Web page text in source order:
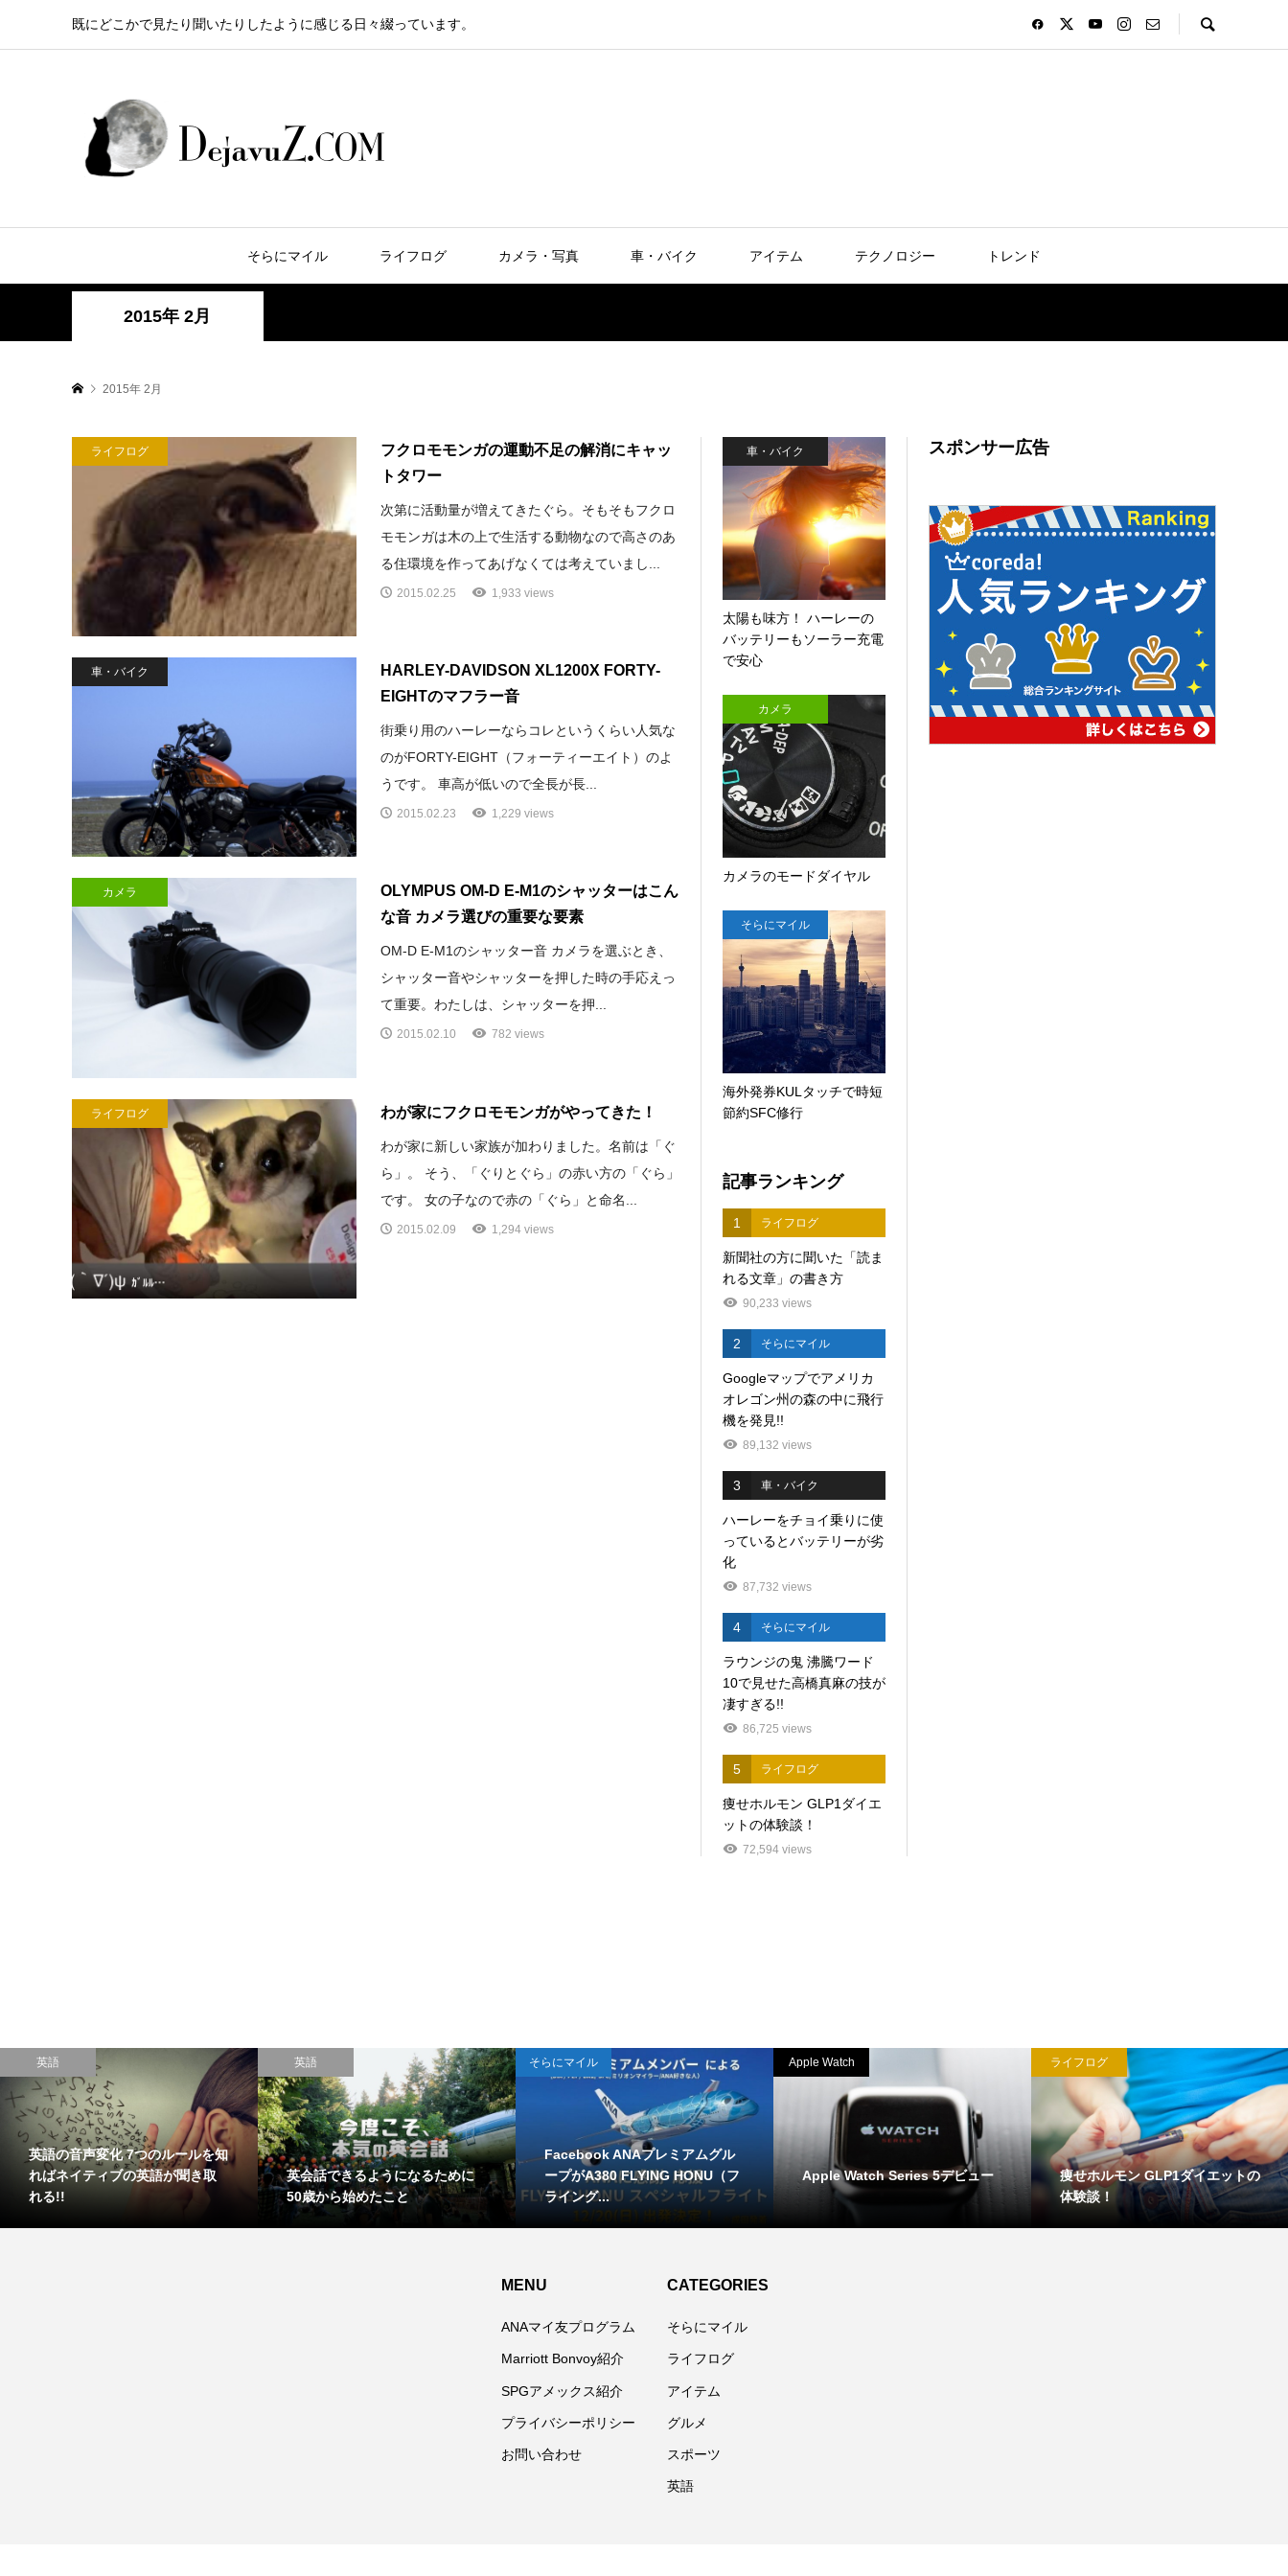
既にどこかで見たり聞いたりしたように感じる日々綴っています。
そらにマイル ライフログ カメラ・写真 車・バイク アイテム テクノロジー トレンド
2015年 2月
2015年 2月
ライフログ
フクロモモンガの運動不足の解消にキャッ
トタワー
次第に活動量が増えてきたぐら。そもそもフクロ
モモンガは木の上で生活する動物なので高さのあ
る住環境を作ってあげなくては考えていまし...
2015.02.25 1,933 views
車・バイク
HARLEY-DAVIDSON XL1200X FORTY-
EIGHTのマフラー音
街乗り用のハーレーならコレというくらい人気な
のがFORTY-EIGHT（フォーティーエイト）のよ
うです。 車高が低いので全長が長...
2015.02.23 1,229 views
カメラ
OLYMPUS OM-D E-M1のシャッターはこん
な音 カメラ選びの重要な要素
OM-D E-M1のシャッター音 カメラを選ぶとき、
シャッター音やシャッターを押した時の手応えっ
て重要。わたしは、シャッターを押...
2015.02.10 782 views
ライフログ わが家にフクロモモンガがやってきた！
わが家に新しい家族が加わりました。名前は「ぐ
ら」。 そう、「ぐりとぐら」の赤い方の「ぐら」
です。 女の子なので赤の「ぐら」と命名...
2015.02.09 1,294 views
車・バイク
太陽も味方！ ハーレーの
バッテリーもソーラー充電
で安心
カメラ
カメラのモードダイヤル
そらにマイル
海外発券KULタッチで時短
節約SFC修行
記事ランキング
1 ライフログ
新聞社の方に聞いた「読ま
れる文章」の書き方
90,233 views
2 そらにマイル
Googleマップでアメリカ
オレゴン州の森の中に飛行
機を発見!!
89,132 views
3 車・バイク
ハーレーをチョイ乗りに使
っているとバッテリーが劣
化
87,732 views
4 そらにマイル
ラウンジの鬼 沸騰ワード
10で見せた高橋真麻の技が
凄すぎる!!
86,725 views
5 ライフログ
痩せホルモン GLP1ダイエ
ットの体験談！
72,594 views
スポンサー広告
英語
英語の音声変化 7つのルールを知
ればネイティブの英語が聞き取
れる!!
英語
英会話できるようになるために
50歳から始めたこと
そらにマイル
Facebook ANAプレミアムグル
ープがA380 FLYING HONU（フ
ライング...
Apple Watch
Apple Watch Series 5デビュー
ライフログ
痩せホルモン GLP1ダイエットの
体験談！
MENU
ANAマイ友プログラム
Marriott Bonvoy紹介
SPGアメックス紹介
プライバシーポリシー
お問い合わせ
CATEGORIES
そらにマイル
ライフログ
アイテム
グルメ
スポーツ
英語